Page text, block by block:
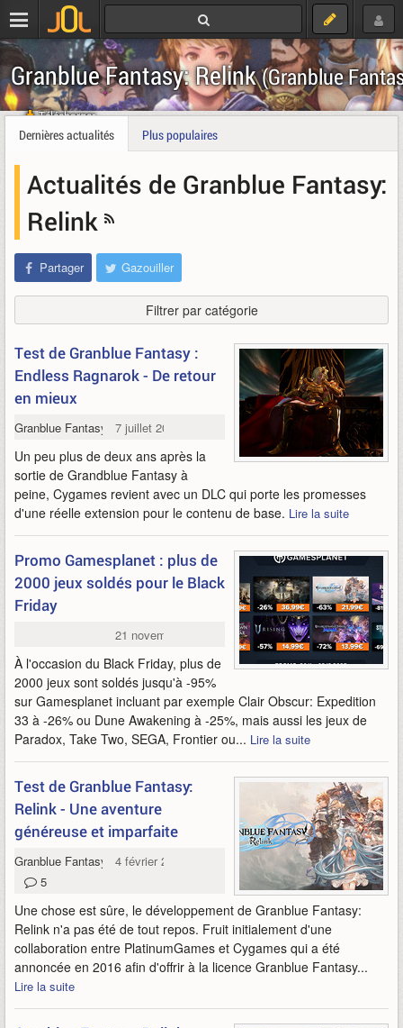
Granblue Fantasy: Relink(Granblue
Télécharger
Dernières actualités
Plus populaires
Actualités de Granblue Fantasy:
Relink
Partager Gazouiller
Filtrer par catégorie
Test de Granblue Fantasy :
Endless Ragnarok - De retour
en mieux
Granblue Fantasy: Relink
7 juillet 2026
Un peu plus de deux ans après la
sortie de Grandblue Fantasy à
peine, Cygames revient avec un DLC qui porte les promesses
d'une réelle extension pour le contenu de base. Lire la suite
Promo Gamesplanet : plus de
2000 jeux soldés pour le Black
Friday
21 novembre 2025
À l'occasion du Black Friday, plus de
2000 jeux sont soldés jusqu'à -95%
sur Gamesplanet incluant par exemple Clair Obscur: Expedition
33 à -26% ou Dune Awakening à -25%, mais aussi les jeux de
Paradox, Take Two, SEGA, Frontier ou... Lire la suite
Test de Granblue Fantasy:
Relink - Une aventure
généreuse et imparfaite
Granblue Fantasy: Relink4 février 2024
5
Une chose est sûre, le développement de Granblue Fantasy:
Relink n'a pas été de tout repos. Fruit initialement d'une
collaboration entre PlatinumGames et Cygames qui a été
annoncée en 2016 afin d'offrir à la licence Granblue Fantasy...
Lire la suite